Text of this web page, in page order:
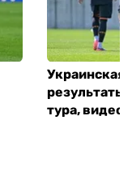
Украинская
результаты
тура, видео